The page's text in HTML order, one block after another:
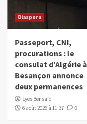
Diaspora
Passeport, CNI,
procurations : le
consulat d’Algérie à
Besançon annonce
deux permanences
Lyes Bensaïd
6 août 2026 à 11:37
0